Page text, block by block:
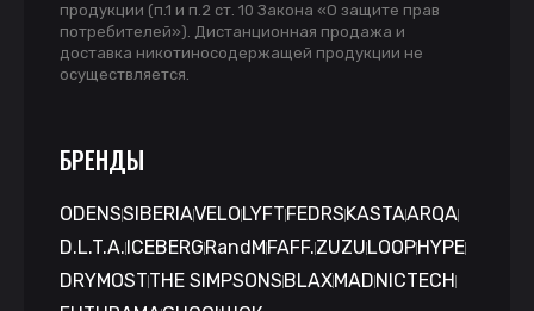
продукции (п.1 и п.2 ст. 10 Закона «О защите прав
потребителей»). Дистанционная продажа и
доставка никотиносодержащей продукции не
осуществляется.
БРЕНДЫ
ODENSSIBERIAVELO LYFT FEDRS KASTAARQA
D.L.T.A. ICEBERG RandM FAFF.ZUZU LOOPHYPE
DRYMOSTTHE SIMPSONS BLAXMAD NICTECH